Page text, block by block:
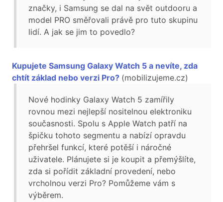
značky, i Samsung se dal na svět outdooru a
model PRO směřovali právě pro tuto skupinu
lidí. A jak se jim to povedlo?
Kupujete Samsung Galaxy Watch 5 a nevíte, zda
chtít základ nebo verzi Pro? (mobilizujeme.cz)
Nové hodinky Galaxy Watch 5 zamířily
rovnou mezi nejlepší nositelnou elektroniku
současnosti. Spolu s Apple Watch patří na
špičku tohoto segmentu a nabízí opravdu
přehršel funkcí, které potěší i náročné
uživatele. Plánujete si je koupit a přemýšlíte,
zda si pořídit základní provedení, nebo
vrcholnou verzi Pro? Pomůžeme vám s
výběrem.